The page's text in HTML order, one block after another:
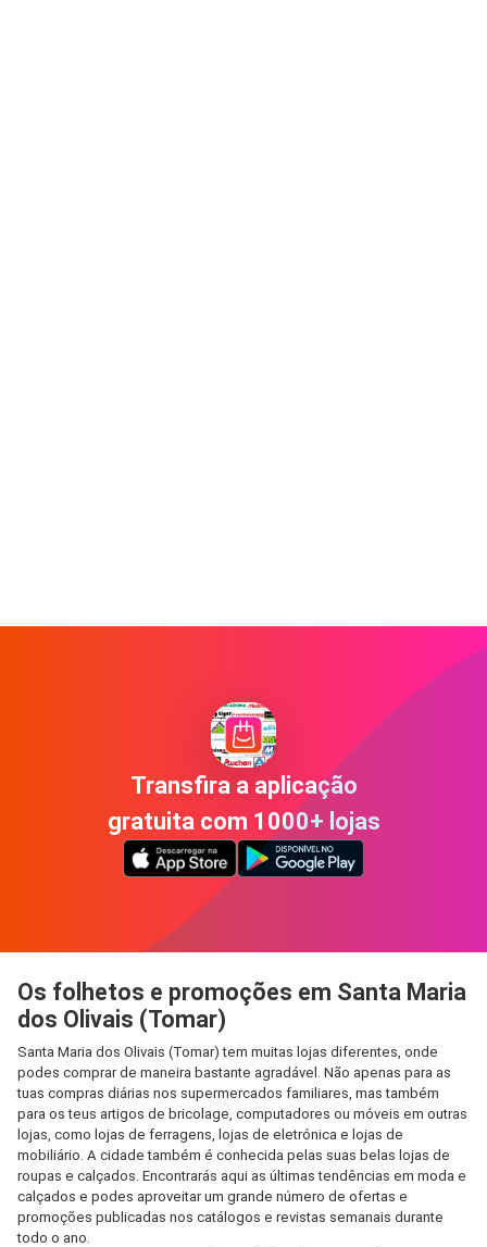
Transfira a aplicação
gratuita com 1000+ lojas
Os folhetos e promoções em Santa Maria
dos Olivais (Tomar)
Santa Maria dos Olivais (Tomar) tem muitas lojas diferentes, onde
podes comprar de maneira bastante agradável. Não apenas para as
tuas compras diárias nos supermercados familiares, mas também
para os teus artigos de bricolage, computadores ou móveis em outras
lojas, como lojas de ferragens, lojas de eletrónica e lojas de
mobiliário. A cidade também é conhecida pelas suas belas lojas de
roupas e calçados. Encontrarás aqui as últimas tendências em moda e
calçados e podes aproveitar um grande número de ofertas e
promoções publicadas nos catálogos e revistas semanais durante
todo o ano.